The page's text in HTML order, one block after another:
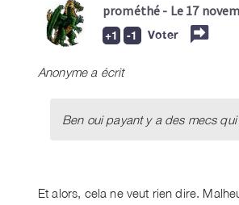
prométhé - Le 17
Voter
Anonyme a écrit
Ben oui payant y a des mecs qui
Et alors, cela ne veut rien dire.